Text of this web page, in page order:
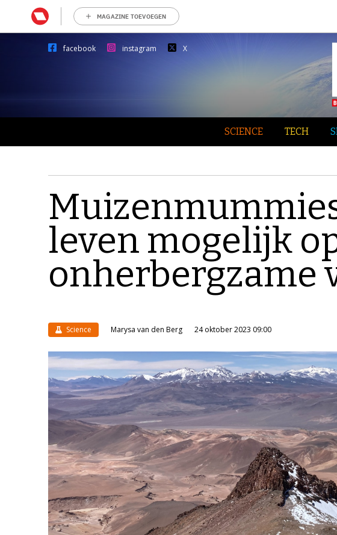
MAGAZINE TOEVOEGEN
facebook instagram X
SCIENCE TECH
leven mogelijk
onherbergzame
Science Marysa van den Berg 24 oktober 2023 09:00